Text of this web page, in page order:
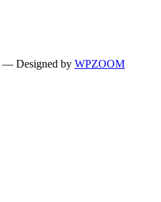
— Designed by WPZOOM